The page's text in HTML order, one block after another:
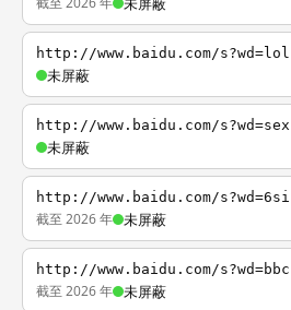
http://www.baidu.com/s?wd=lol
未屏蔽
http://www.baidu.com/s?wd=sex
未屏蔽
http://www.baidu.com/s?wd=6si
截至 2026 年 未屏蔽
http://www.baidu.com/s?wd=bbc
截至 2026 年 未屏蔽